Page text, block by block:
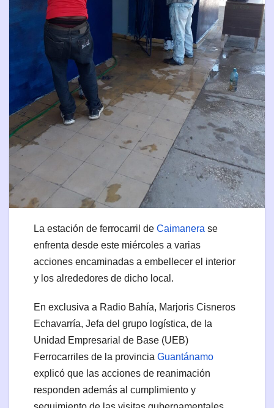
La estación de ferrocarril de Caimanera se
enfrenta desde este miércoles a varias
acciones encaminadas a embellecer el interior
y los alrededores de dicho local.
En exclusiva a Radio Bahía, Marjoris Cisneros
Echavarría, Jefa del grupo logística, de la
Unidad Empresarial de Base (UEB)
Ferrocarriles de la provincia Guantánamo
explicó que las acciones de reanimación
responden además al cumplimiento y